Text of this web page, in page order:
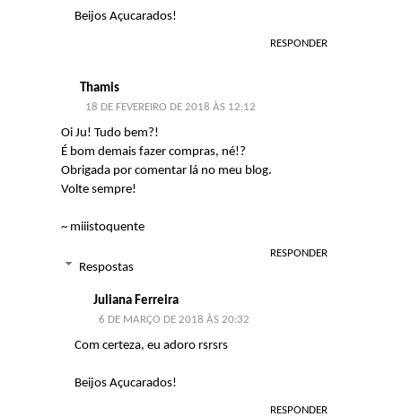
Beijos Açucarados!
RESPONDER
Thamis
18 DE FEVEREIRO DE 2018 ÀS 12:12
Oi Ju! Tudo bem?!
É bom demais fazer compras, né!?
Obrigada por comentar lá no meu blog.
Volte sempre!
~ miiistoquente
RESPONDER
Respostas
Juliana Ferreira
6 DE MARÇO DE 2018 ÀS 20:32
Com certeza, eu adoro rsrsrs
Beijos Açucarados!
RESPONDER